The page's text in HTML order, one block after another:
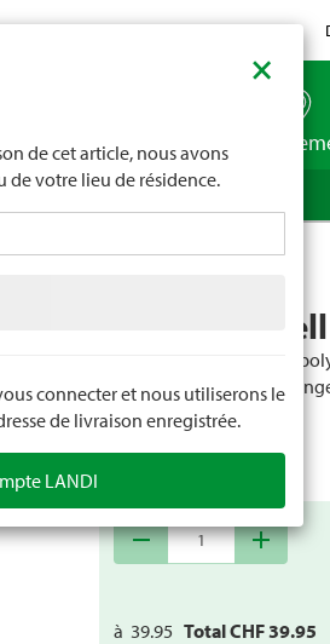
Contact
LANDI Météo
Veste
Wörker. Matériau : 100 %
de 3 poches. Couleur :
Numéro d'article103130
remove add
à 39.95 Total CHF39.95
×
de cet article, nous avons
votre lieu de résidence.
connecter et nous utiliserons le
de livraison enregistrée.
LANDI
de moins de 16 ans. La limite